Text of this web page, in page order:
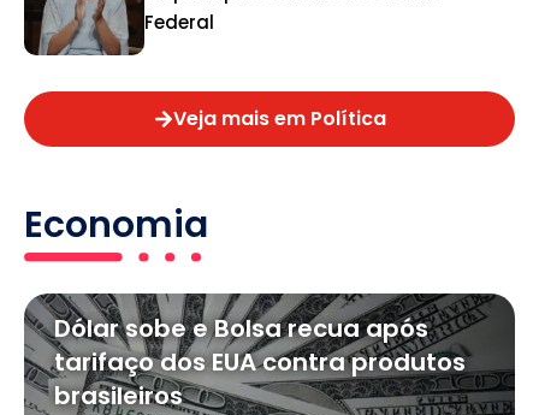
Federal
Veja mais em Política
Economia
Dólar sobe e Bolsa recua após
tarifaço dos EUA contra produtos
brasileiros